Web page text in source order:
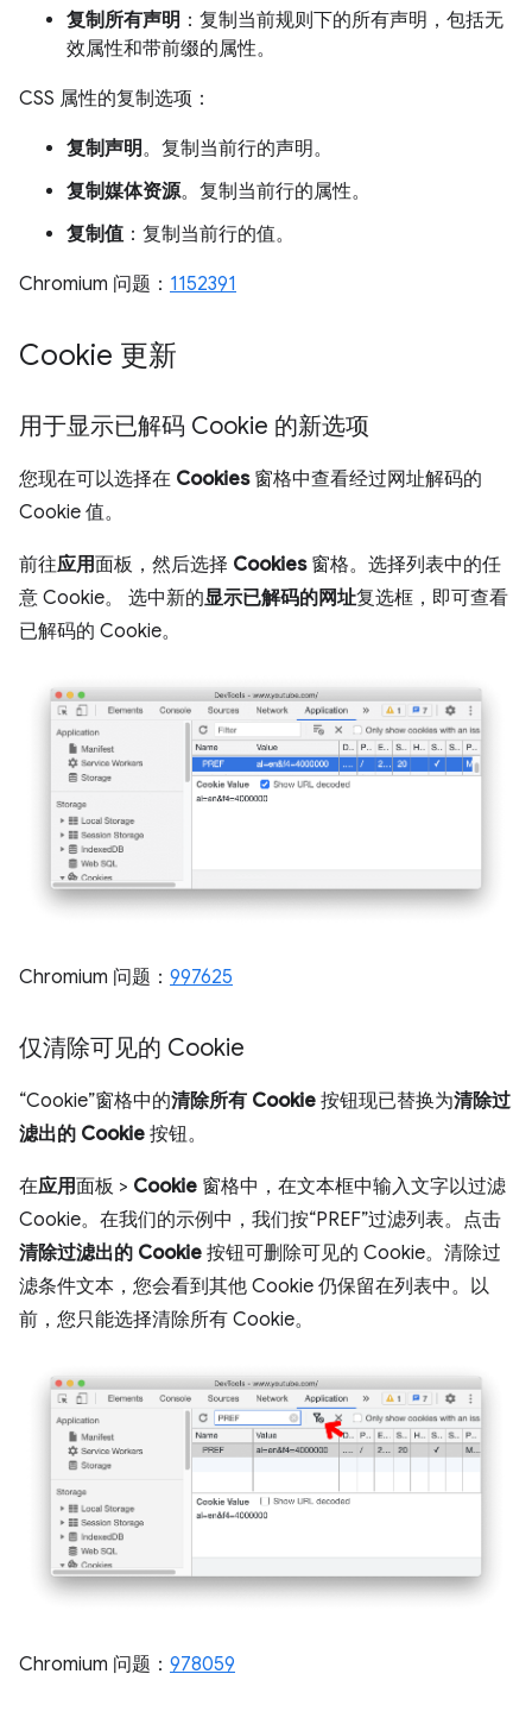
复制所有声明 ：复制当前规则下的所有声明，包括无
效属性和带前缀的属性。
CSS 属性的复制选项：
复制声明。复制当前行的声明。
复制媒体资源。复制当前行的属性。
复制值：复制当前行的值。
Chromium 问题： 1152391
Cookie 更新
用于显示已解码 Cookie 的新选项
您现在可以选择在 Cookies窗格中查看经过网址解码的
Cookie 值。
前往应用面板，然后选择 Cookies窗格。选择列表中的任
意 Cookie。 选中新的显示已解码的网址复选框，即可查看
已解码的 Cookie。
Chromium 问题： 997625
仅清除可见的 Cookie
“Cookie”窗格中的清除所有 Cookie 按钮现已替换为清除过
滤出的 Cookie 按钮。
在应用面板 > Cookie 窗格中，在文本框中输入文字以过滤
Cookie。在我们的示例中，我们按“PREF”过滤列表。点击
清除过滤出的 Cookie 按钮可删除可见的 Cookie。清除过
滤条件文本，您会看到其他 Cookie 仍保留在列表中。以
前，您只能选择清除所有 Cookie。
Chromium 问题： 978059